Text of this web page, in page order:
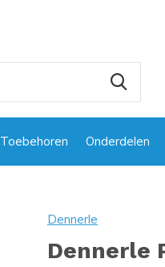
Toebehoren Onderdelen
Dennerle
Dennerle